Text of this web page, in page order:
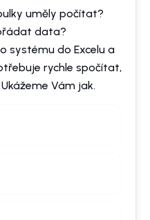
uměly počítat?
data?
systému do Excelu a
rychle spočítat,
Vám jak.